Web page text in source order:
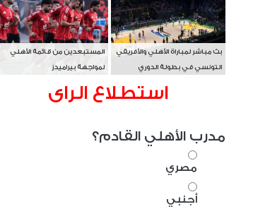
بث مباشر لمباراة الأهلي والأفريقي
التونسي في بطولة الدوري
المستبعدين من قائمة الأهلي
لمواجهة بيراميدز
استطلاع الراى
مدرب الأهلي القادم؟
مصري
أجنبي